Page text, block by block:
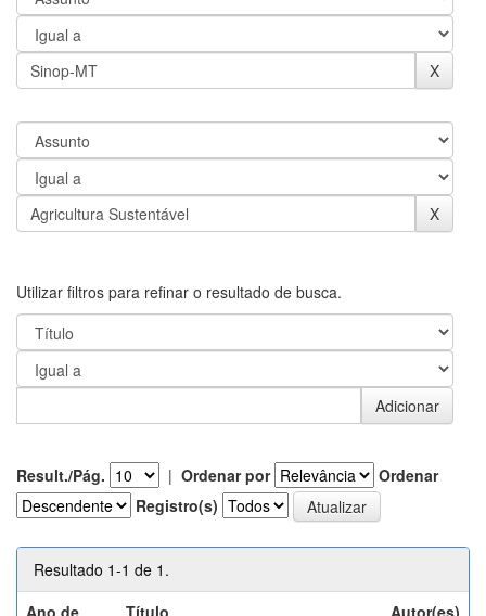
Utilizar filtros para refinar o resultado de busca.
Result./Pág. | Ordenar por
Ordenar
Registro(s)
Resultado 1-1 de 1.
Ano de
Título Autor(es)